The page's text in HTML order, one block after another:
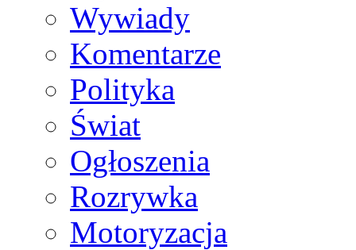
Wywiady
Komentarze
Polityka
Świat
Ogłoszenia
Rozrywka
Motoryzacja